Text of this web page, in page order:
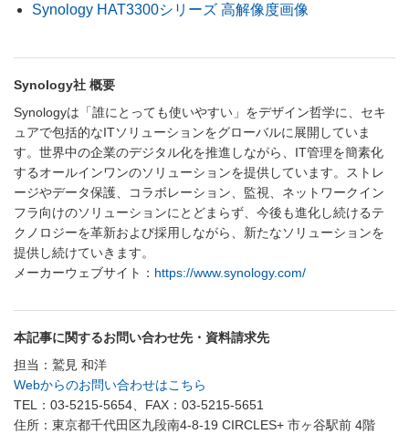
Synology HAT3300シリーズ 高解像度画像
Synology社 概要
Synologyは「誰にとっても使いやすい」をデザイン哲学に、セキ
ュアで包括的なITソリューションをグローバルに展開していま
す。世界中の企業のデジタル化を推進しながら、IT管理を簡素化
するオールインワンのソリューションを提供しています。ストレ
ージやデータ保護、コラボレーション、監視、ネットワークイン
フラ向けのソリューションにとどまらず、今後も進化し続けるテ
クノロジーを革新および採用しながら、新たなソリューションを
提供し続けていきます。
メーカーウェブサイト： https://www.synology.com/
本記事に関するお問い合わせ先・資料請求先
担当：鷲見 和洋
Webからのお問い合わせはこちら
TEL：03-5215-5654、FAX：03-5215-5651
住所：東京都千代田区九段南4-8-19 CIRCLES+ 市ヶ谷駅前 4階